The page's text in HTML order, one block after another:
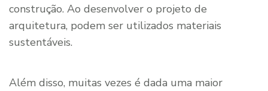
construção. Ao desenvolver o projeto de
arquitetura, podem ser utilizados materiais
sustentáveis.
Além disso, muitas vezes é dada uma maior